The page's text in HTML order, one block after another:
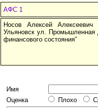
АФС 1
Носов Алексей
Ульяновск ул. Промышленная
финансового состояния”
Имя
Оценка
Плохо